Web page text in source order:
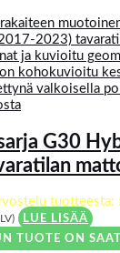
G30
tuotteesta:
LUE LISÄÄ
TUOTE ON